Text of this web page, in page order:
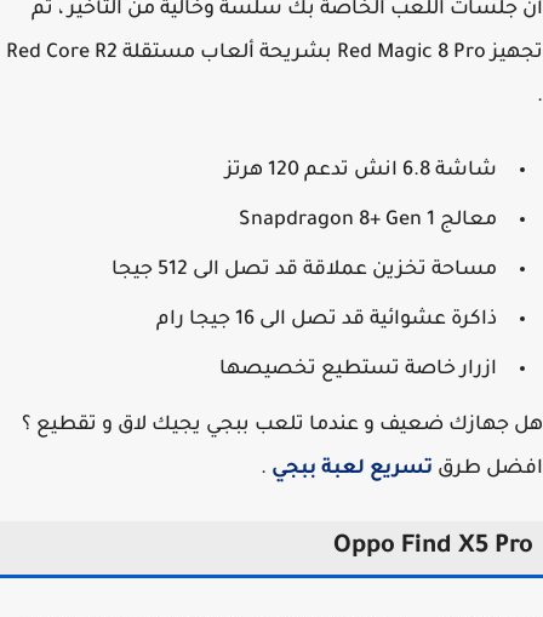
جلسات اللعب الخاصة بك سلسة وخالية من التأخير ، تم
تجهيز Red Magic 8 Pro بشريحة ألعاب مستقلة Red Core R2
شاشة 6.8 انش تدعم 120 هرتز
معالج Snapdragon 8+ Gen 1
مساحة تخزين عملاقة قد تصل الى 512 جيجا
ذاكرة عشوائية قد تصل الى 16 جيجا رام
ازرار خاصة تستطيع تخصيصها
جهازك ضعيف و عندما تلعب ببجي يجيك لاق و تقطيع ؟
طرقتسريع لعبة ببجي.
Oppo Find X5